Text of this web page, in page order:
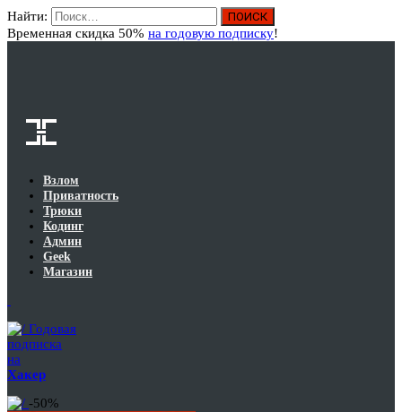
Найти:
Временная скидка 50% на годовую подписку!
Взлом
Приватность
Трюки
Кодинг
Админ
Geek
Магазин
Годовая
подписка
на
Хакер
-50%